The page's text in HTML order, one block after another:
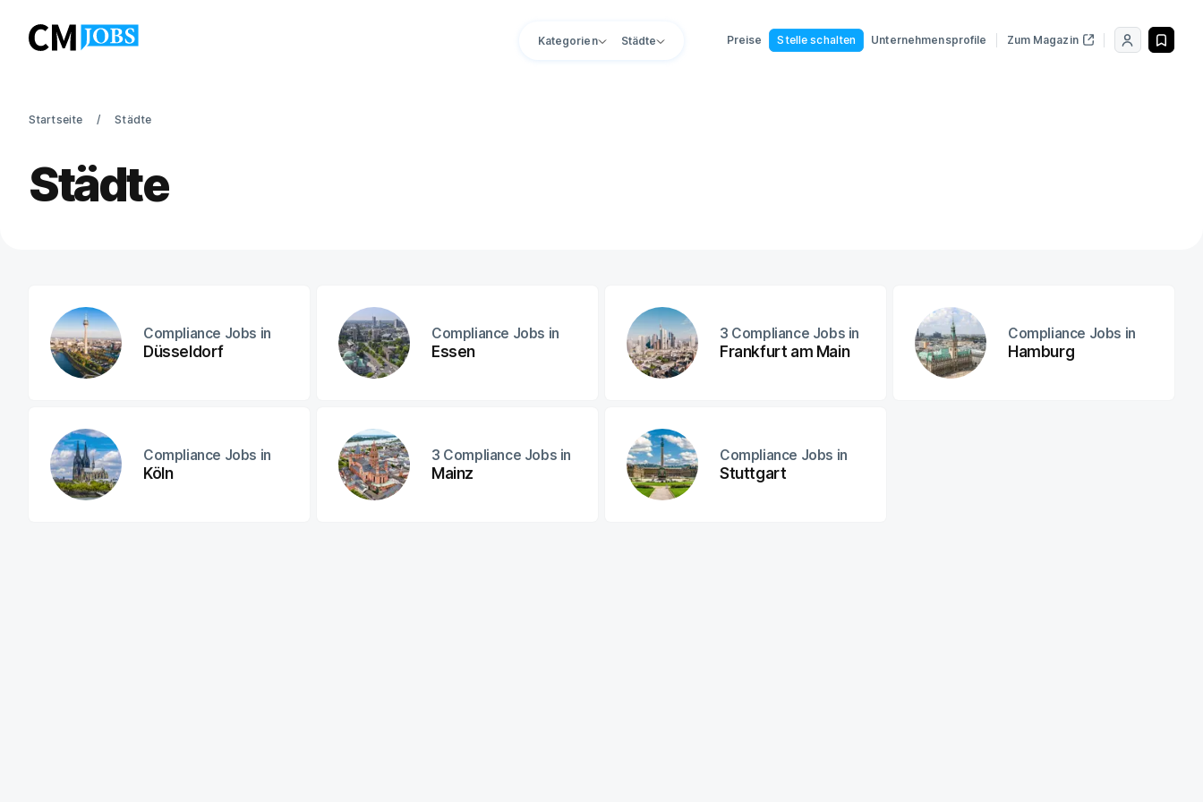
Kategorien Städte Preise Stelle schalten Unternehmensprofile Zum Magazin
Startseite Städte
Städte
Compliance Jobs in
Düsseldorf
Compliance Jobs in
Essen
3 Compliance Jobs in
Frankfurt am Main
Compliance Jobs in
Hamburg
Compliance Jobs in
Köln
3 Compliance Jobs in
Mainz
Compliance Jobs in
Stuttgart